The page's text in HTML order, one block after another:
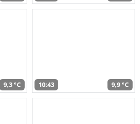
9,3 °C 10:43 9,9 °C